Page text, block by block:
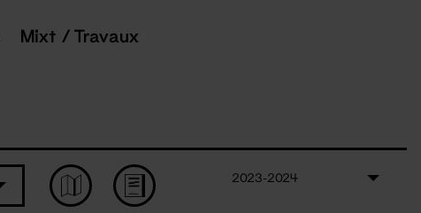
Mixt / Travaux
2023-2024